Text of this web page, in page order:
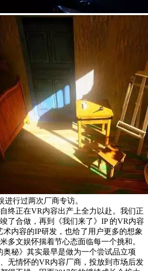
进行过两次厂商专访。
正在VR内容出产上全力以赴。我们正
了合做，再到《我们来了》IP 的VR内容
内容的IP研发，也给了用户更多的想象
多文娱怀揣着节心态面临每一个挑和。
秘》其实最早是做为一个尝试品立项
无情怀的VR内容厂商，投放到市场后发